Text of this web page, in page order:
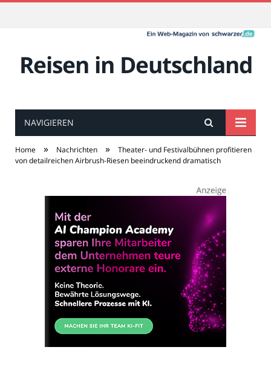
Reisen in Deutschland
NAVIGIEREN
Home » Nachrichten »
Theater- und Festivalbühnen profitieren
von detailreichen Airbrush-Riesen beeindruckend dramatisch